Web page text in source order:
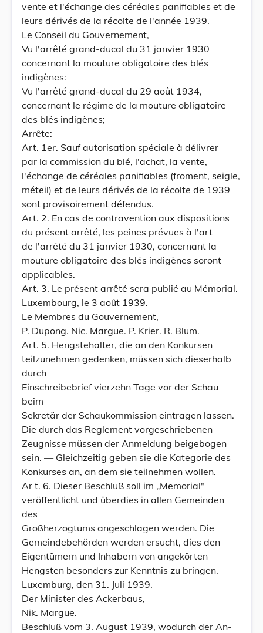
vente et l'échange des céréales panifiables et de
leurs dérivés de la récolte de l'année 1939.
Le Conseil du Gouvernement,
Vu l'arrêté grand-ducal du 31 janvier 1930
concernant la mouture obligatoire des blés
indigènes:
Vu l'arrêté grand-ducal du 29 août 1934,
concernant le régime de la mouture obligatoire
des blés indigènes;
Arrête:
Art. 1er. Sauf autorisation spéciale à délivrer
par la commission du blé, l'achat, la vente,
l'échange de céréales panifiables (froment, seigle,
méteil) et de leurs dérivés de la récolte de 1939
sont provisoirement défendus.
Art. 2. En cas de contravention aux dispositions
du présent arrêté, les peines prévues à l'art
de l'arrêté du 31 janvier 1930, concernant la
mouture obligatoire des blés indigènes soront
applicables.
Art. 3. Le présent arrêté sera publié au Mémorial.
Luxembourg, le 3 août 1939.
Le Membres du Gouvernement,
P. Dupong. Nic. Margue. P. Krier. R. Blum.
Art. 5. Hengstehalter, die an den Konkursen
teilzunehmen gedenken, müssen sich dieserhalb
durch
Einschreibebrief vierzehn Tage vor der Schau
beim
Sekretär der Schaukommission eintragen lassen.
Die durch das Reglement vorgeschriebenen
Zeugnisse müssen der Anmeldung beigebogen
sein. — Gleichzeitig geben sie die Kategorie des
Konkurses an, an dem sie teilnehmen wollen.
Ar t. 6. Dieser Beschluß soll im „Memorial"
veröffentlicht und überdies in allen Gemeinden
des
Großherzogtums angeschlagen werden. Die
Gemeindebehörden werden ersucht, dies den
Eigentümern und Inhabern von angekörten
Hengsten besonders zur Kenntnis zu bringen.
Luxemburg, den 31. Juli 1939.
Der Minister des Ackerbaus,
Nik. Margue.
Beschluß vom 3. August 1939, wodurch der An-